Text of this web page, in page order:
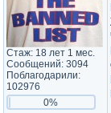
Стаж: 18 лет 1 мес.
Сообщений: 3094
Поблагодарили:
102976
0%